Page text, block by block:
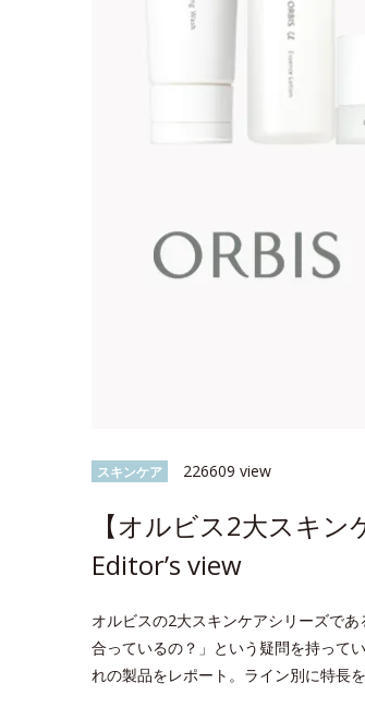
スキンケア 226609 view
【オルビス2大スキ
Editor’s view
オルビスの2大スキンケアシリーズで
合っているの？」という疑問を持って
れの製品をレポート。ライン別に特長